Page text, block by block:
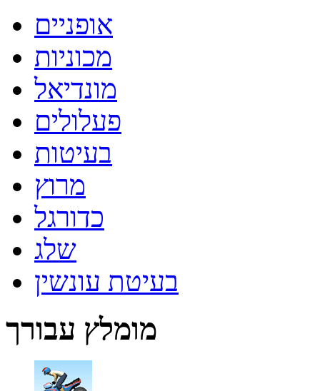
אופניים
מכוניות
מונדיאל
פעלולים
בעיטות
מרוץ
כדורגל
שלג
בעיטת עונשין
מומלץ עבורך